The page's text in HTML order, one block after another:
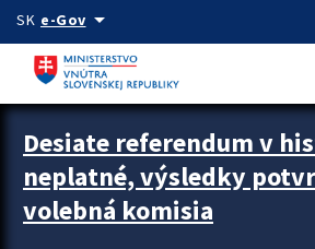
Preskocit na hlavný obsah
SK e-Govarrow_drop_down
Zastavit automatický posun upútavok
Desiate referendum v
neplatné, výsledky
volebná komisia